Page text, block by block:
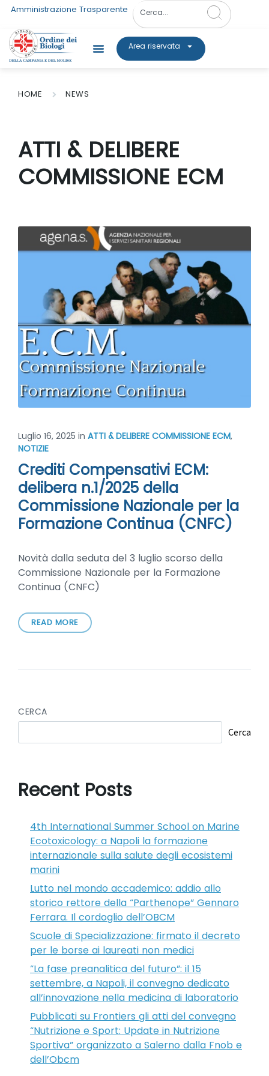
Amministrazione Trasparente
Area riservata
HOME NEWS
ATTI & DELIBERE
COMMISSIONE ECM
Luglio 16, 2025 in ATTI & DELIBERE COMMISSIONE ECM,
NOTIZIE
Crediti Compensativi ECM:
delibera n.1/2025 della
Commissione Nazionale per la
Formazione Continua (CNFC)
Novità dalla seduta del 3 luglio scorso della
Commissione Nazionale per la Formazione
Continua (CNFC)
READ MORE
CERCA
Cerca
Recent Posts
4th International Summer School on Marine
Ecotoxicology: a Napoli la formazione
internazionale sulla salute degli ecosistemi
marini
Lutto nel mondo accademico: addio allo
storico rettore della “Parthenope” Gennaro
Ferrara. Il cordoglio dell’OBCM
Scuole di Specializzazione: firmato il decreto
per le borse ai laureati non medici
“La fase preanalitica del futuro”: il 15
settembre, a Napoli, il convegno dedicato
all’innovazione nella medicina di laboratorio
Pubblicati su Frontiers gli atti del convegno
“Nutrizione e Sport: Update in Nutrizione
Sportiva” organizzato a Salerno dalla Fnob e
dell’Obcm